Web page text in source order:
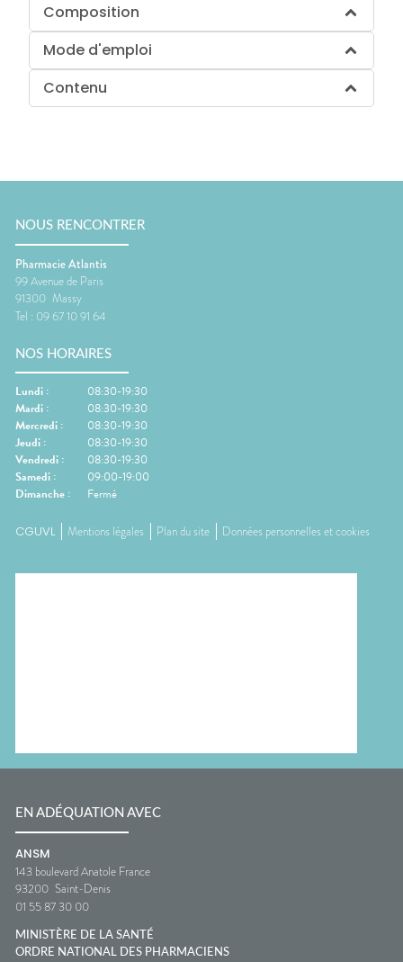
Composition
Mode d'emploi
Contenu
NOUS RENCONTRER
Pharmacie Atlantis
99 Avenue de Paris
91300 Massy
Tel : 09 67 10 91 64
NOS HORAIRES
Lundi :
08:30-19:30
Mardi :
08:30-19:30
Mercredi :
08:30-19:30
Jeudi :
08:30-19:30
Vendredi :
08:30-19:30
Samedi :
09:00-19:00
Dimanche : Fermé
CGUVL Mentions légales Plan du site Données personnelles et cookies
EN ADÉQUATION AVEC
ANSM
143 boulevard Anatole France
93200 Saint-Denis
01 55 87 30 00
MINISTÈRE DE LA SANTÉ
ORDRE NATIONAL DES PHARMACIENS